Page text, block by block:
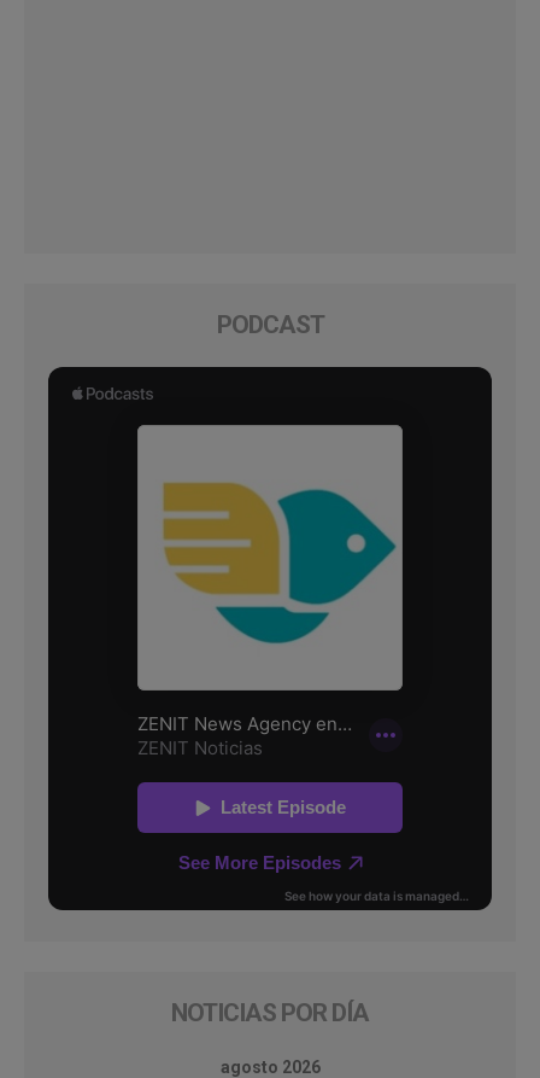
PODCAST
NOTICIAS POR DÍA
agosto 2026